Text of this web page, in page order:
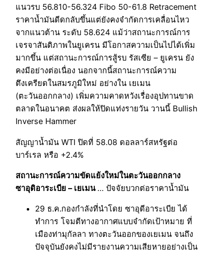
แนวรบ 56.810-56.324 Fibo 50-61.8 Retracement
ราคาน้ำมันดีดกลับขึ้นแต่ยังคงจำกัดการเคลื่อนไหว
จากแนวต้าน ระดับ 58.624 แม้ว่าสถานะการณ์การ
เจรจาสันติภาพในยูเครน มีโอกาสความเป็นไปได้เพิ่ม
มากขึ้น แต่สถานะการณ์การสู้รบ รัสเซีย – ยูเครน ยัง
คงมีอย่างต่อเนื่อง นอกจากนี้สถานะการณ์ความ
ตึงเครียดในสมรภูมิใหม่ อย่างใน เยเมน
(ตะวันออกกลาง) เพิ่มความคาดหวังเรื่องอุปทานขาด
ตลาดในอนาคต ส่งผลให้ปิดแท่งรายวัน วานนี้ Bullish
Inverse Hammer
สัญญาน้ำมัน WTI ปิดที่ 58.08 ดอลลาร์สหรัฐต่อ
บาร์เรล หรือ +2.4%
สถานะการณ์ความขัดแย้งใหม่ในตะวันออกกลาง
ซาอุดิอาระเบีย – เยเมน … ปัจจัยบวกต่อราคาน้ำมัน
29 ธ.ค.กองกำลังที่นำโดย ซาอุดีอาระเบีย ได้
ทำการ โจมตีทางอากาศแบบจำกัดเป้าหมาย ที่
เมืองท่ามุกัลลา ทางตะวันออกของเยเมน จนถึง
ปัจจุบันยังคงไม่มีรายงานความเสียหายอย่างเป็น